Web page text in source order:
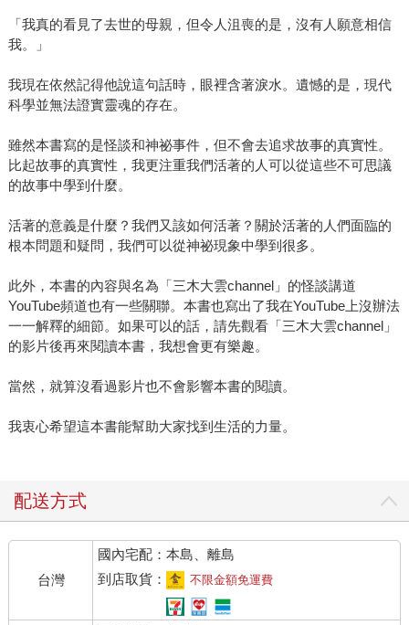
「我真的看見了去世的母親，但令人沮喪的是，沒有人願意相信
我。」
我現在依然記得他說這句話時，眼裡含著淚水。遺憾的是，現代
科學並無法證實靈魂的存在。
雖然本書寫的是怪談和神祕事件，但不會去追求故事的真實性。
比起故事的真實性，我更注重我們活著的人可以從這些不可思議
的故事中學到什麼。
活著的意義是什麼？我們又該如何活著？關於活著的人們面臨的
根本問題和疑問，我們可以從神祕現象中學到很多。
此外，本書的內容與名為「三木大雲channel」的怪談講道
YouTube頻道也有一些關聯。本書也寫出了我在YouTube上沒辦法
一一解釋的細節。如果可以的話，請先觀看「三木大雲channel」
的影片後再來閱讀本書，我想會更有樂趣。
當然，就算沒看過影片也不會影響本書的閱讀。
我衷心希望這本書能幫助大家找到生活的力量。
配送方式
台灣
國內宅配：本島、離島
到店取貨：
不限金額免運費